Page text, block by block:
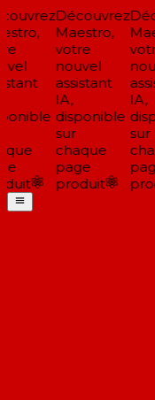
Découvrez
Maestro,
votre
nouvel
assistant
IA,
disponible
sur
chaque
page
produit
IA,
sur